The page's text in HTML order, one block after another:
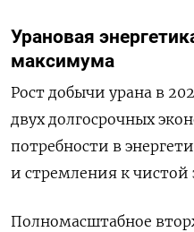
Урановая
максимума
Рост добычи урана в
двух долгосрочных
потребности в
и стремления к чистой
Полномасштабное